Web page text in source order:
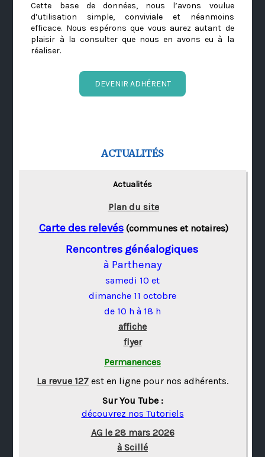
Cette base de données, nous l’avons voulue
d’utilisation simple, conviviale et néanmoins
efficace. Nous espérons que vous aurez autant de
plaisir à la consulter que nous en avons eu à la
réaliser.
DEVENIR ADHÉRENT
ACTUALITÉS
Actualités
Plan du site
Carte des relevés(communes et notaires)
Rencontres généalogiques
à Parthenay
samedi 10 et
dimanche 11 octobre
de 10 h à 18 h
affiche
flyer
Permanences
La revue 127 est en ligne pour nos adhérents.
Sur You Tube :
découvrez nos Tutoriels
AG le 28 mars 2026
à Scillé